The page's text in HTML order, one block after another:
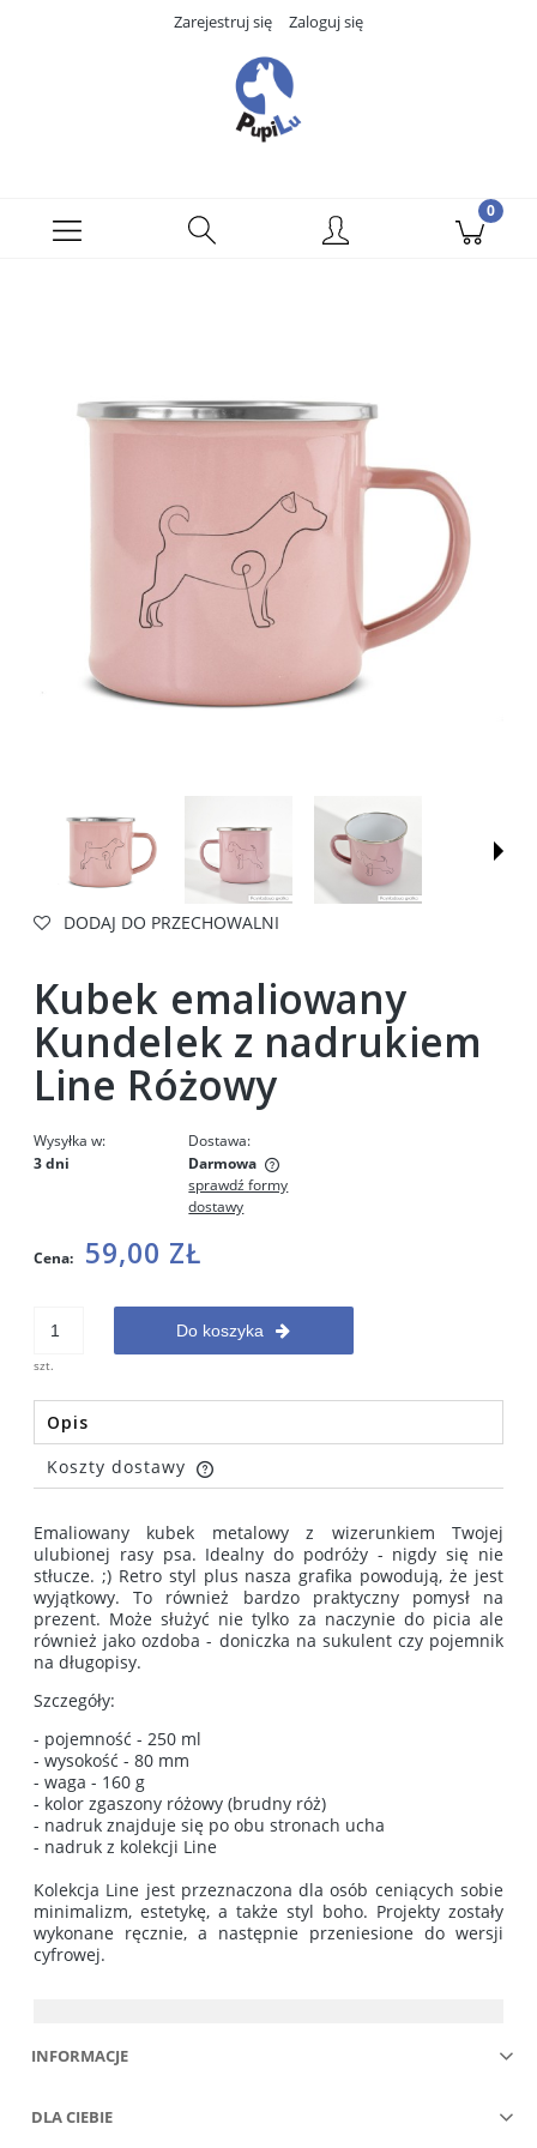
Zarejestruj się Zaloguj się
DODAJ DO PRZECHOWALNI
Kubek emaliowany
Kundelek z nadrukiem
Line Różowy
Wysyłka w:
3 dni
Dostawa:
Darmowa
Cena nie zawiera ewentualnych kosztów płatności
sprawdź formy
dostawy
Cena: 59,00 ZŁ
szt.
Do koszyka
Opis
Koszty dostawy
Cena nie zawiera ewentualnych kosztów płatności
Emaliowany kubek metalowy z wizerunkiem Twojej
ulubionej rasy psa. Idealny do podróży - nigdy się nie
stłucze. ;) Retro styl plus nasza grafika powodują, że jest
wyjątkowy. To również bardzo praktyczny pomysł na
prezent. Może służyć nie tylko za naczynie do picia ale
również jako ozdoba - doniczka na sukulent czy pojemnik
na długopisy.
Szczegóły:
- pojemność - 250 ml
- wysokość - 80 mm
- waga - 160 g
- kolor zgaszony różowy (brudny róż)
- nadruk znajduje się po obu stronach ucha
- nadruk z kolekcji Line
Kolekcja Line jest przeznaczona dla osób ceniących sobie
minimalizm, estetykę, a także styl boho. Projekty zostały
wykonane ręcznie, a następnie przeniesione do wersji
cyfrowej.
INFORMACJE
DLA CIEBIE